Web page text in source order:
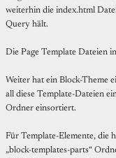
weiterhin die index.html
Query hält.
Die Page Template Dateien
Weiter hat ein Block-Theme
all diese Template-Dateien
Ordner einsortiert.
Für Template-Elemente, die
„block-templates-parts“